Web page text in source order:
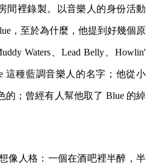
間裡錄製。以音樂人的身份活動
，至於為什麼，他提到好幾個原
Waters、Lead Belly、Howlin'
這種藍調音樂人的名字；他從小
的；曾經有人幫他取了 Blue 的綽
想像人格：一個在酒吧裡半醉，半